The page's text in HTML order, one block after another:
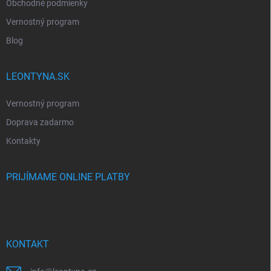
Obchodné podmienky
Vernostný program
Blog
LEONTYNA.SK
Vernostný program
Doprava zadarmo
Kontakty
PRIJÍMAME ONLINE PLATBY
KONTAKT